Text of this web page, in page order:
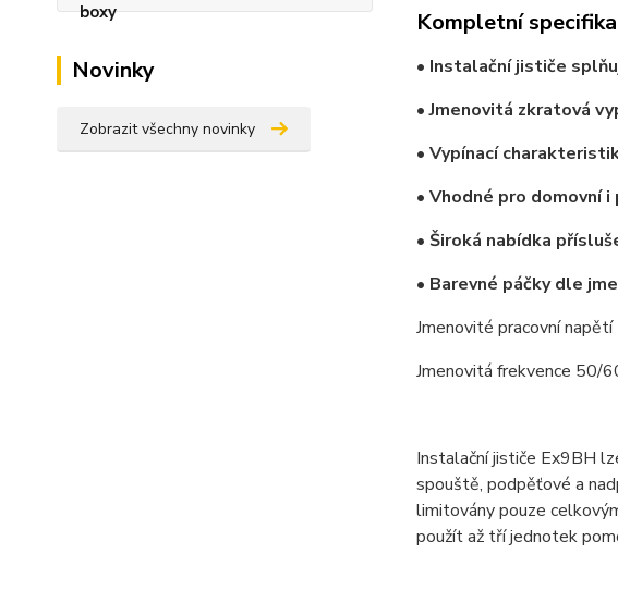
Novinky
Zobrazit všechny novinky
Kompletní
• Instalační jističe
• Jmenovitá zkratová
• Vypínací
• Vhodné pro domovní
• Široká nabídka
• Barevné páčky dle
Jmenovité pracovní
Jmenovitá frekvence 50/
Instalační jističe Ex9BH
spouště, podpěťové a
limitovány pouze
použít až tří jednotek